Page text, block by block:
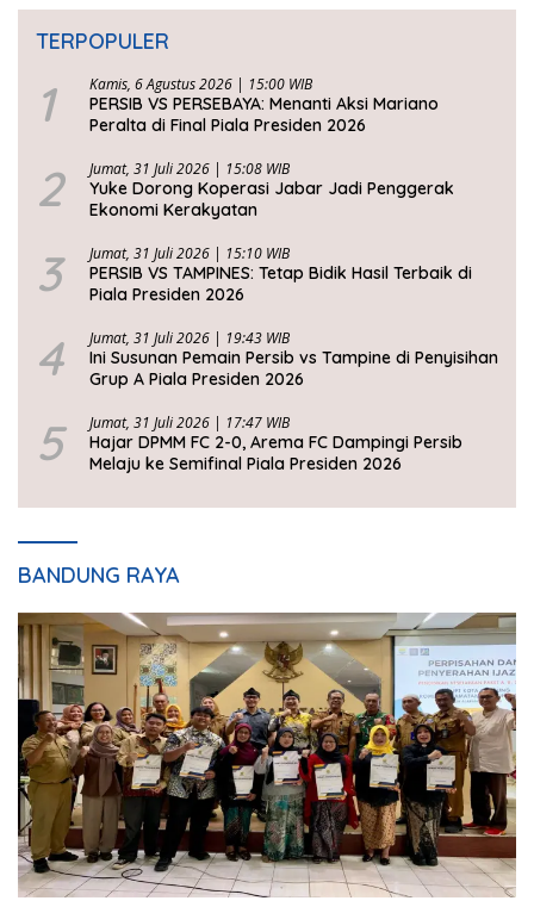
TERPOPULER
1 Kamis, 6 Agustus 2026 | 15:00 WIB
PERSIB VS PERSEBAYA: Menanti Aksi Mariano
Peralta di Final Piala Presiden 2026
2 Jumat, 31 Juli 2026 | 15:08 WIB
Yuke Dorong Koperasi Jabar Jadi Penggerak
Ekonomi Kerakyatan
3 Jumat, 31 Juli 2026 | 15:10 WIB
PERSIB VS TAMPINES: Tetap Bidik Hasil Terbaik di
Piala Presiden 2026
4 Jumat, 31 Juli 2026 | 19:43 WIB
Ini Susunan Pemain Persib vs Tampine di Penyisihan
Grup A Piala Presiden 2026
5 Jumat, 31 Juli 2026 | 17:47 WIB
Hajar DPMM FC 2-0, Arema FC Dampingi Persib
Melaju ke Semifinal Piala Presiden 2026
BANDUNG RAYA